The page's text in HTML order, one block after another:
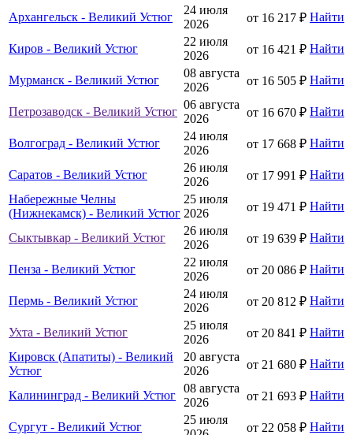
Архангельск - Великий Устюг
24 июля
2026
от 16 217 ₽ Найти
Киров - Великий Устюг
22 июля
2026
от 16 421 ₽ Найти
Мурманск - Великий Устюг
08 августа
2026
от 16 505 ₽ Найти
Петрозаводск - Великий Устюг
06 августа
2026
от 16 670 ₽ Найти
Волгоград - Великий Устюг
24 июля
2026
от 17 668 ₽ Найти
Саратов - Великий Устюг
26 июля
2026
от 17 991 ₽ Найти
Набережные Челны
(Нижнекамск) - Великий Устюг
25 июля
2026
от 19 471 ₽ Найти
Сыктывкар - Великий Устюг
26 июля
2026
от 19 639 ₽ Найти
Пенза - Великий Устюг
22 июля
2026
от 20 086 ₽ Найти
Пермь - Великий Устюг
24 июля
2026
от 20 812 ₽ Найти
Ухта - Великий Устюг
25 июля
2026
от 20 841 ₽ Найти
Кировск (Апатиты) - Великий
Устюг
20 августа
2026
от 21 680 ₽ Найти
Калининград - Великий Устюг
08 августа
2026
от 21 693 ₽ Найти
Сургут - Великий Устюг
25 июля
от 22 058 ₽ Найти